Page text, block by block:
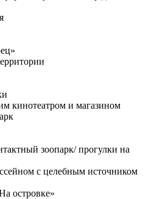
кинотеатром и магазином
зоопарк/ прогулки на
с целебным источником
островке»